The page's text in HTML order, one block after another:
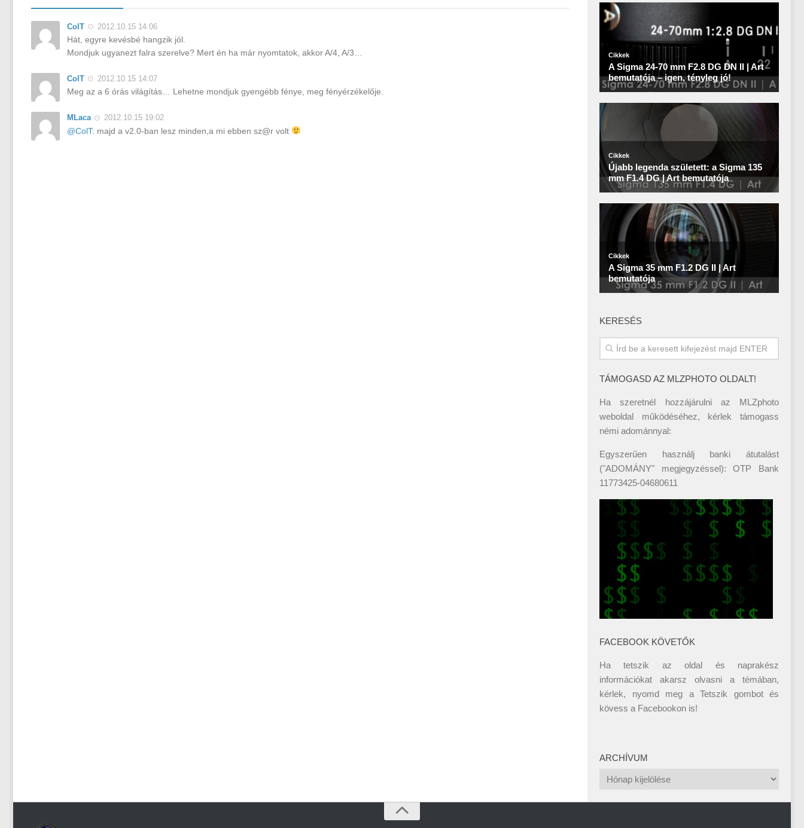
ColT 2012.10.15 14:06
Hát, egyre kevésbé hangzik jól.
Mondjuk ugyanezt falra szerelve? Mert én ha már nyomtatok, akkor A/4, A/3…
ColT 2012.10.15 14:07
Meg az a 6 órás világítás… Lehetne mondjuk gyengébb fénye, meg fényérzékelője.
MLaca 2012.10.15 19:02
@ColT: majd a v2.0-ban lesz minden,a mi ebben sz@r volt
KERESÉS
TÁMOGASD AZ MLZPHOTO OLDALT!
Ha szeretnél hozzájárulni az MLZphoto
weboldal működéséhez, kérlek támogass
némi adománnyal:
Egyszerűen használj banki átutalást
("ADOMÁNY" megjegyzéssel): OTP Bank
11773425-04680611
FACEBOOK KÖVETŐK
Ha tetszik az oldal és naprakész
információkat akarsz olvasni a témában,
kérlek, nyomd meg a Tetszik gombot és
kövess a Facebookon is!
ARCHÍVUM
Archívum